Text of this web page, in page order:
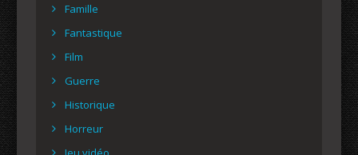
Famille
Fantastique
Film
Guerre
Historique
Horreur